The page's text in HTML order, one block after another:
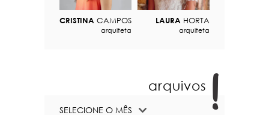
CRISTINA CAMPOS
arquiteta
LAURA HORTA
arquiteta
arquivos